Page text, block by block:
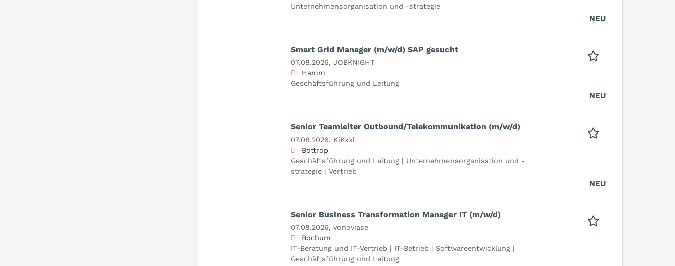
Unternehmensorganisation und -strategie
NEU
Smart Grid Manager (m/w/d) SAP gesucht
07.08.2026, JOBKNIGHT
Hamm
Geschäftsführung und Leitung
NEU
Senior Teamleiter Outbound/Telekommunikation (m/w/d)
07.08.2026, KiKxxl
Bottrop
Geschäftsführung und Leitung | Unternehmensorganisation und -
strategie | Vertrieb
NEU
Senior Business Transformation Manager IT (m/w/d)
07.08.2026, vonoviase
Bochum
IT-Beratung und IT-Vertrieb | IT-Betrieb | Softwareentwicklung |
Geschäftsführung und Leitung